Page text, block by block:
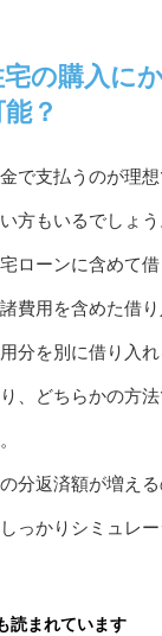
宅の購入に
？
で支払うのが理
方もいるでしょう
ローンに含めて
費用を含めた借り
分を別に借り入
、どちらかの方
分返済額が増え
っかりシミュレ
読まれています